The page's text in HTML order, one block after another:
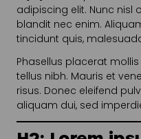
adipiscing elit. Nunc nisl
blandit nec enim.
tincidunt quis,
Phasellus placerat
tellus nibh. Mauris et
risus. Donec eleifend
aliquam dui, sed